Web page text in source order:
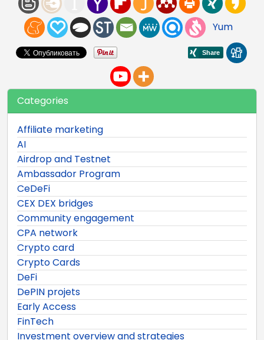
Yum
Categories
Affiliate marketing
AI
Airdrop and Testnet
Ambassador Program
CeDeFi
CEX DEX bridges
Community engagement
CPA network
Crypto card
Crypto Cards
DeFi
DePIN projets
Early Access
FinTech
Investment overview and strategies